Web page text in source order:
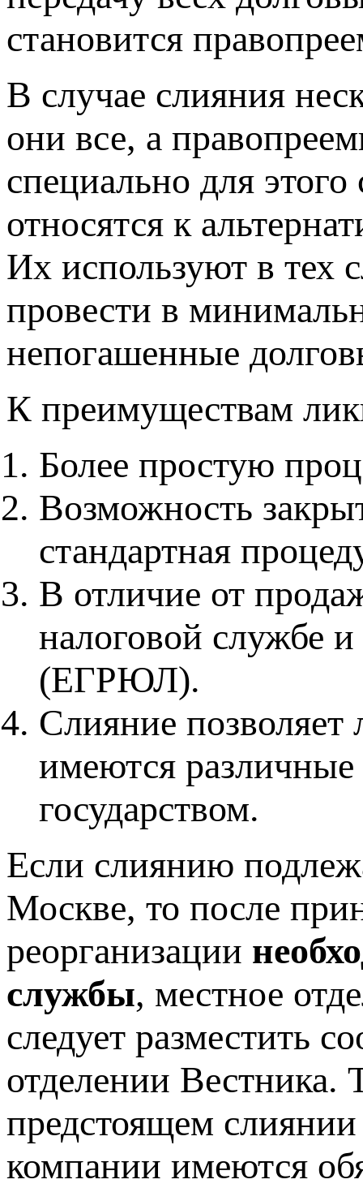
становится
В случае слияния
они все, а
специально для
относятся к
Их используют в тех
провести в
непогашенные
К преимуществам
Более простую
Возможность
стандартная
В отличие от
налоговой службе и
(ЕГРЮЛ).
Слияние позволяет
имеются различные
государством.
Если слиянию
Москве, то после
реорганизации
службы, местное
следует разместить
отделении Вестника.
предстоящем
компании имеются